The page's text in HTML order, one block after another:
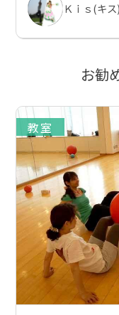
Ｋｉｓ(キス)
お勧
教室